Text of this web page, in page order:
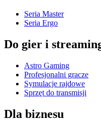
Seria Master
Seria Ergo
Do gier i
Astro Gaming
Profesjonalni gracze
Symulacje rajdowe
Sprzęt do transmisji
Dla biznesu